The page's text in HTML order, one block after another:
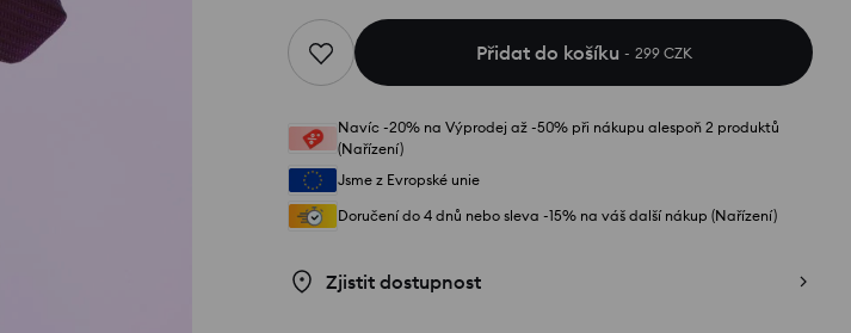
Přidat do košíku 299 CZK
Navíc -20% na Výprodej až -50% při nákupu alespoň 2 produktů
(Nařízení)
Jsme z Evropské unie
Doručení do 4 dnů nebo sleva -15% na váš další nákup (Nařízení)
Zjistit dostupnost